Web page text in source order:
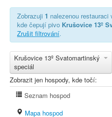
Zobrazuji 1 nalezenou
kde čepují pivo Krušovice 13º
Zrušit filtrování.
Krušovice 13º Svatomartinský
speciál
Zobrazit jen hospody, kde točí:
Seznam hospod
Mapa hospod